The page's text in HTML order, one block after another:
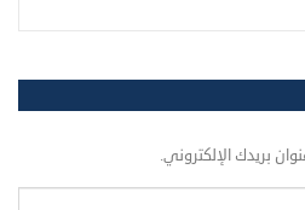
بريدك الإلكتروني.